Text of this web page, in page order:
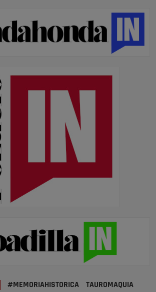
#MEMORIAHISTORICA TAUROMAQUIA